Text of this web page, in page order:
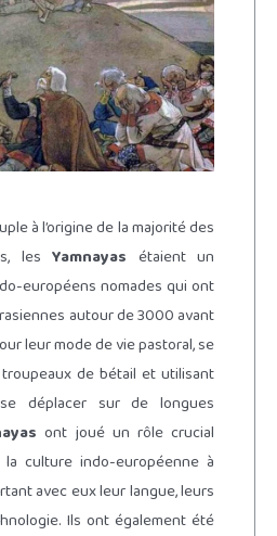
à l’origine de la majorité des
lesYamnayas étaient un
européens nomades qui ont
autour de 3000 avant
leur mode de vie pastoral, se
de bétail et utilisant
déplacer sur de longues
ont joué un rôle crucial
culture indo-européenne à
avec eux leur langue, leurs
Ils ont également été